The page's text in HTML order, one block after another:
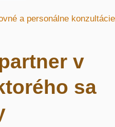
a personálne konzultácie
v
sa